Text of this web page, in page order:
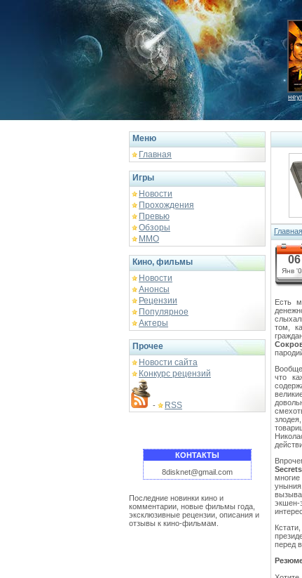
Меню
Главная
Игры
Новости
Прохождения
Превью
Обзоры
ММО
Кино, фильмы
Новости
Анонсы
Рецензии
Популярное
Актеры
Прочее
Новости сайта
Конкурс рецензий
- RSS
КОНТАКТЫ
8disknet@gmail.com
Последние новинки кино и
комментарии, новые фильмы года,
эксклюзивные рецензии, описания и
отзывы к кино-фильмам.
Главная
06
Янв
Есть
том,
что
Secrets
многие
перед